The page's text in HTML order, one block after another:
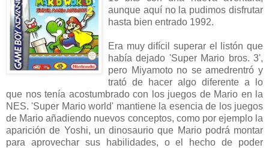
aunque aquí no la pudimos disfrutar
hasta bien entrado 1992.
Era muy difícil superar el listón que
había dejado 'Super Mario bros. 3',
pero Miyamoto no se amedrentró y
trató de hacer algo diferente a lo
que nos tenía acostumbrado con los juegos de Mario en la
NES. 'Super Mario world' mantiene la esencia de los juegos
de Mario añadiendo nuevos conceptos, como por ejemplo la
aparición de Yoshi, un dinosaurio que Mario podrá montar
para aprovechar sus habilidades, o el hecho de poder